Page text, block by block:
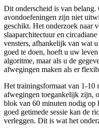
Dit onderscheid is van belang.
avondoefeningen zijn niet
geschikt. Het onderzoek naar
slaaparchitectuur en
vensters, afhankelijk van wat
goed te doen, hoeft u uw
algoritme, maar als u de
afwegingen maken als er
Het trainingsformaat van 1-10
afwegingen toegankelijk zijn,
blok van 60 minuten nodig op
goed getimede sessie kan de
verleggen. Dit is wat het